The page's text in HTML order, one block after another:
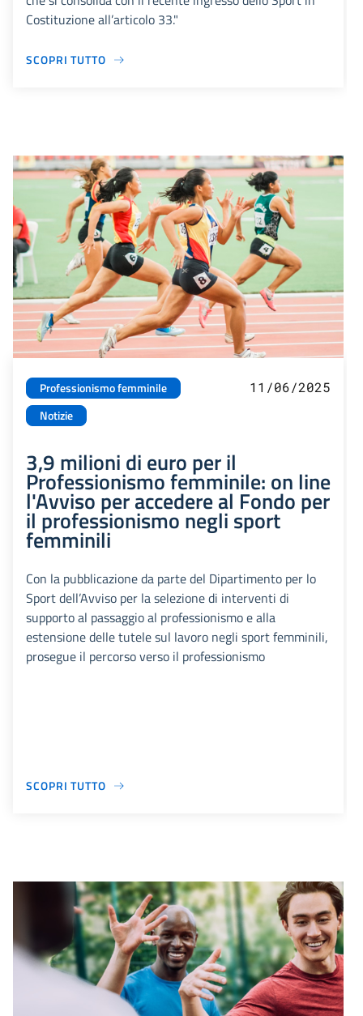
Costituzione all’articolo 33."
SCOPRI TUTTO
Professionismo femminile
Notizie
11/06/2025
3,9 milioni di euro per il
Professionismo femminile: on line
l'Avviso per accedere al Fondo per
il professionismo negli sport
femminili
Con la pubblicazione da parte del Dipartimento per lo
Sport dell’Avviso per la selezione di interventi di
supporto al passaggio al professionismo e alla
estensione delle tutele sul lavoro negli sport femminili,
prosegue il percorso verso il professionismo
SCOPRI TUTTO